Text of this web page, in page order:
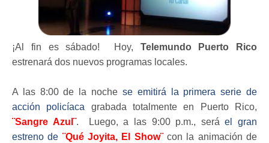
¡Al fin es sábado! Hoy, Telemundo Puerto Rico
estrenará dos nuevos programas locales.
A las 8:00 de la noche se emitirá la primera serie de
acción policíaca grabada totalmente en Puerto Rico,
¨Sangre Azul¨. Luego, a las 9:00 p.m., seráel gran
estreno de ¨Qué Joyita, El Show¨con la animación de